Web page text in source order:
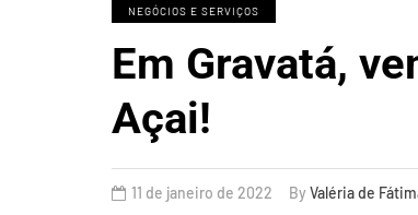
NEGÓCIOS E SERVIÇOS
Em Gravatá,
Açai!
11 de janeiro de 2022 By Valéria de